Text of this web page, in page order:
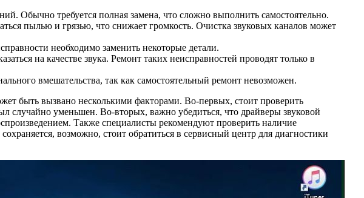
Обычно требуется полная замена, что сложно выполнить самостоятельно.
пылью и грязью, что снижает громкость. Очистка звуковых каналов может
необходимо заменить некоторые детали.
на качестве звука. Ремонт таких неисправностей проводят только в
вмешательства, так как самостоятельный ремонт невозможен.
быть вызвано несколькими факторами. Во-первых, стоит проверить
случайно уменьшен. Во-вторых, важно убедиться, что драйверы звуковой
Также специалисты рекомендуют проверить наличие
возможно, стоит обратиться в сервисный центр для диагностики